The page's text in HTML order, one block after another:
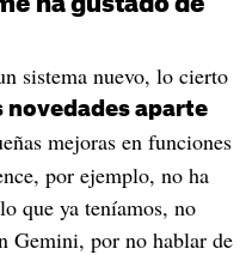
sistema nuevo, lo cierto
aparte
mejoras en funciones
por ejemplo, no ha
que ya teníamos, no
Gemini, por no hablar de